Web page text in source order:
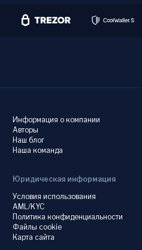
Информация о компании
Авторы
Наш блог
Наша команда
Юридическая информация
Условия использования
AML/KYC
Политика конфиденциальности
Файлы cookie
Карта сайта